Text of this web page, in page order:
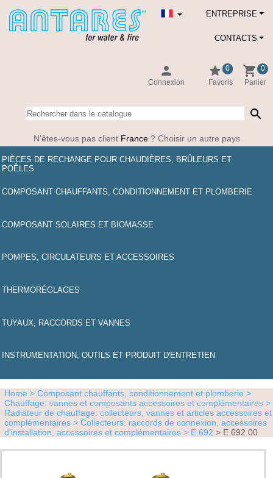
ENTREPRISE
person
Connexion
star 0
Favoris
shopping_cart 0
Panier
CONTACTS
search
N'êtes-vous pas client France? Choisir un autre pays
PIÈCES DE RECHANGE POUR CHAUDIÈRES, BRÛLEURS ET
POÊLES
COMPOSANT CHAUFFANTS, CONDITIONNEMENT ET PLOMBERIE
COMPOSANT SOLAIRES ET BIOMASSE
POMPES, CIRCULATEURS ET ACCESSOIRES
THERMORÉGLAGES
TUYAUX, RACCORDS ET VANNES
INSTRUMENTATION, OUTILS ET PRODUIT D'ENTRETIEN
Home > Composant chauffants, conditionnement et plomberie>
Chauffage: vannes et composants accessoires et complémentaires>
Radiateur de chauffage: collecteurs, vannes et articles accessoires et
complémentaires> Collecteurs: raccords de connexion, accessoires
d'installation, accessoires et complémentaires> E.692 > E.692.00